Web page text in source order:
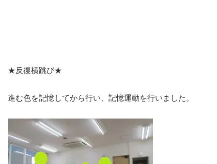
★反復横跳び★
進む色を記憶してから行い、記憶運動を行いました。